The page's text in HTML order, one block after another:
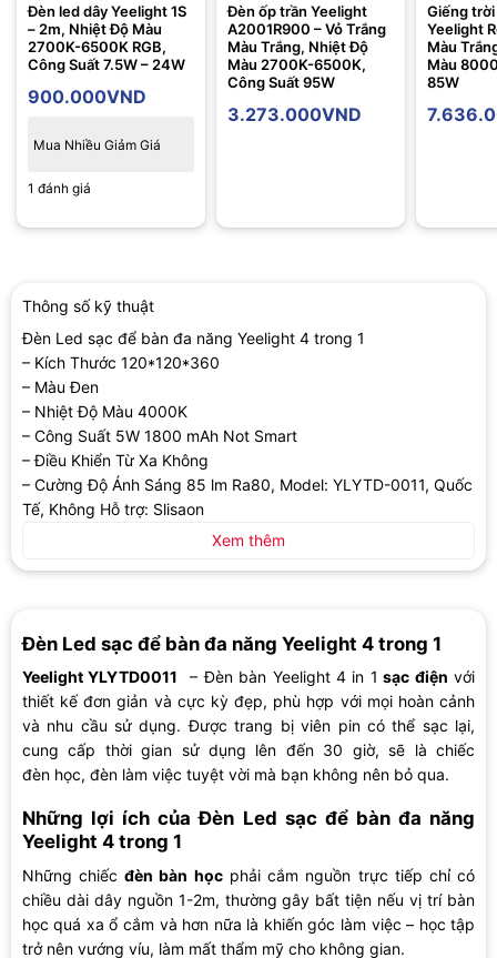
Đèn led dây Yeelight 1S
– 2m, Nhiệt Độ Màu
2700K-6500K RGB,
Công Suất 7.5W – 24W
900.000VND
Mua Nhiều Giảm Giá
1 đánh giá
Đèn ốp trần Yeelight
A2001R900 – Vỏ Trắng
Màu Trắng, Nhiệt Độ
Màu 2700K-6500K,
Công Suất 95W
3.273.000VND
Giếng
Yeelight
Màu
Màu
85W
Đèn Led sạc để bàn đa năng Yeelight 4 trong 1
Yeelight YLYTD0011 – Đèn bàn Yeelight 4 in 1 sạc điện với
thiết kế đơn giản và cực kỳ đẹp, phù hợp với mọi hoàn cảnh
và nhu cầu sử dụng. Được trang bị viên pin có thể sạc lại,
cung cấp thời gian sử dụng lên đến 30 giờ, sẽ là chiếc
đèn học, đèn làm việc tuyệt vời mà bạn không nên bỏ qua.
Những lợi ích của Đèn Led sạc để bàn đa năng
Yeelight 4 trong 1
Những chiếcđèn bàn họcphải cắm nguồn trực tiếp chỉ có
chiều dài dây nguồn 1-2m, thường gây bất tiện nếu vị trí bàn
học quá xa ổ cắm và hơn nữa là khiến góc làm việc – học tập
trở nên vướng víu, làm mất thẩm mỹ cho không gian.
Thông số kỹ thuật
Đèn Led sạc để bàn đa năng Yeelight 4 trong 1
– Kích Thước 120*120*360
– Màu Đen
– Nhiệt Độ Màu 4000K
– Công Suất 5W 1800 mAh Not Smart
– Điều Khiển Từ Xa Không
– Cường Độ Ánh Sáng 85 lm Ra80, Model: YLYTD-0011, Quốc
Tế, Không Hỗ trợ: Slisaon
Xem thêm